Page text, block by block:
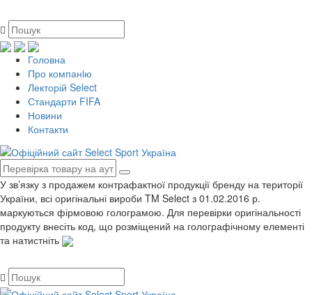
Головна
Про компанiю
Лекторій Select
Стандарти FIFA
Новини
Контакти
У зв’язку з продажем контрафактної продукції бренду на території
України, всі оригінальні вироби TM Select з 01.02.2016 р.
маркуються фірмовою голограмою. Для перевірки оригінальності
продукту внесіть код, що розміщений на голографічному елементі
та натистніть